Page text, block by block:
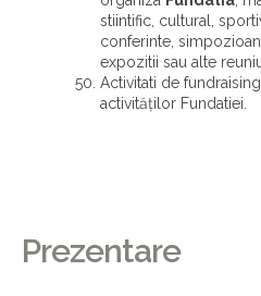
stiintific, cultural,
conferinte,
expozitii sau alte
Activitati de
activităţilor Fundatiei.
Prezentare